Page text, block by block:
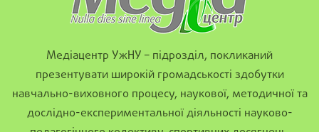
Медіацентр УжНУ – підрозділ, покликаний
презентувати широкій громадськості здобутки
навчально-виховного процесу, наукової, методичної та
дослідно-експериментальної діяльності науково-